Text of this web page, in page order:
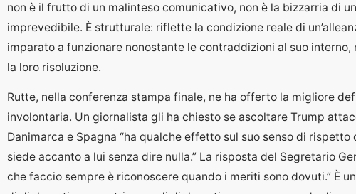
non è il frutto di un malinteso comunicativo, non è la bizzarria di
imprevedibile. È strutturale: riflette la condizione reale di
imparato a funzionare nonostante le contraddizioni al suo interno,
la loro risoluzione.
Rutte, nella conferenza stampa finale, ne ha offerto la migliore
involontaria. Un giornalista gli ha chiesto se ascoltare Trump
Danimarca e Spagna “ha qualche effetto sul suo senso di rispetto
siede accanto a lui senza dire nulla.” La risposta del Segretario
che faccio sempre è riconoscere quando i meriti sono dovuti.” È